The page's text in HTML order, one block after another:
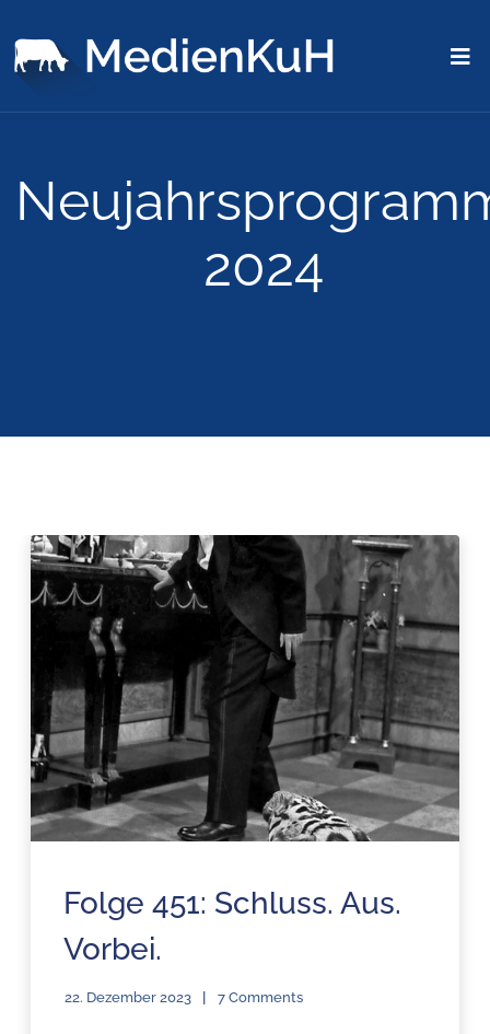
2024
Folge 451: Schluss. Aus.
Vorbei.
22. Dezember 2023 7 Comments